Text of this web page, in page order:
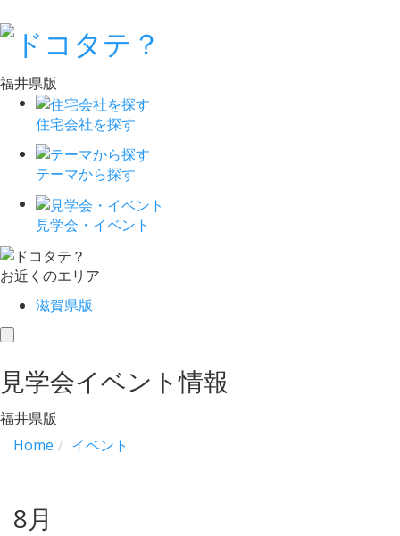
福井県版
住宅会社を探す
テーマから探す
見学会・イベント
お近くのエリア
滋賀県版
toggle
見学会イベント情報
福井県版
Home
イベント
8月